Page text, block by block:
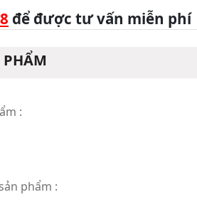
để được tư vấn miễn phí
PHẨM
:
phẩm :